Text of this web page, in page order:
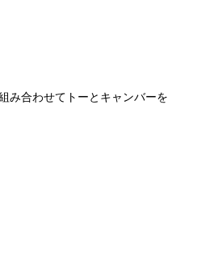
み合わせてトーとキャンバーを